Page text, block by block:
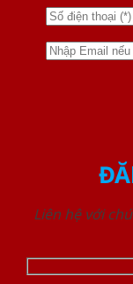
Liên hệ với